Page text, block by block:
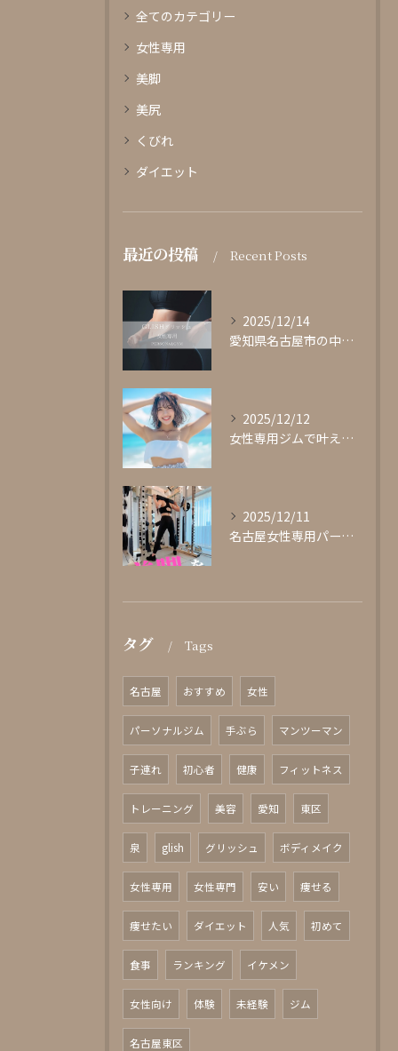
全てのカテゴリー
女性専用
美脚
美尻
くびれ
ダイエット
最近の投稿 Recent Posts
2025/12/14
愛知県名古屋市の中心部に位置する女性専用パーソナルジムgli...
2025/12/12
女性専用ジムで叶える理想の体型作り
2025/12/11
名古屋女性専用パーソナルジムglishグリッシュ
タグ Tags
名古屋 おすすめ 女性
パーソナルジム 手ぶら マンツーマン
子連れ 初心者 健康 フィットネス
トレーニング 美容 愛知 東区
泉 glish グリッシュ ボディメイク
女性専用 女性専門 安い 痩せる
痩せたい ダイエット 人気 初めて
食事 ランキング イケメン
女性向け 体験 未経験 ジム
名古屋東区